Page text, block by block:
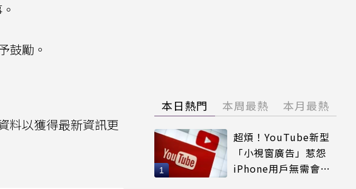
鼓勵。
料以獲得最新資訊更
本日熱門 本周最熱 本月最熱
超煩！YouTube新型
「小視窗廣告」惹怨
iPhone用戶無需會員